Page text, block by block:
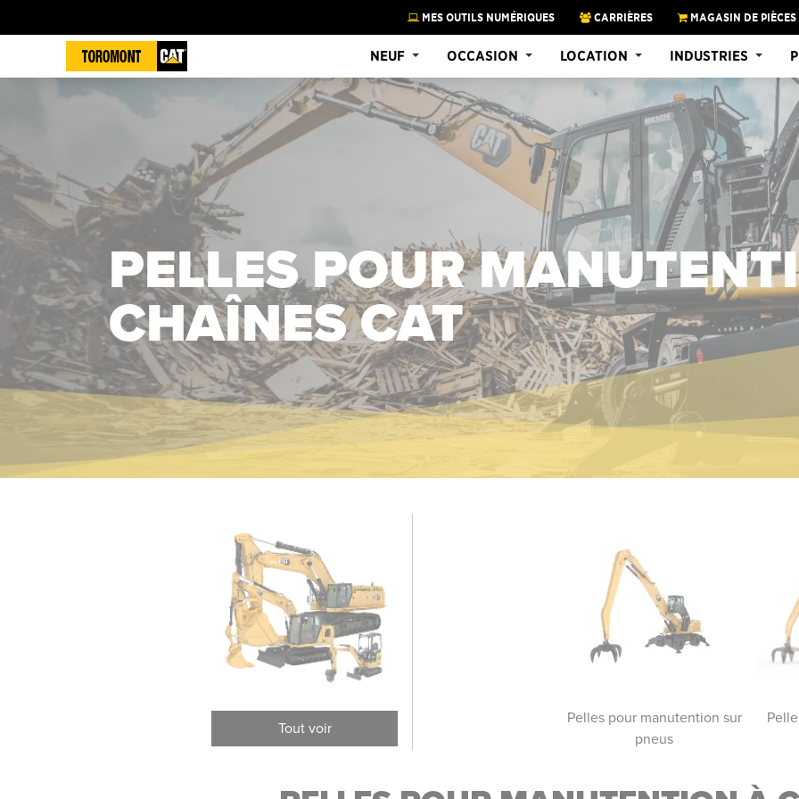
MES OUTILS NUMÉRIQUES CARRIÈRES MAGASIN DE PIÈCES
NEUF OCCASION LOCATION INDUSTRIES
PELLES POUR
CHAÎNES CAT
Tout voir
Pelles pour manutention sur
pneus
Pelles pour manutention à
Pelles pour manutention sur
pneus